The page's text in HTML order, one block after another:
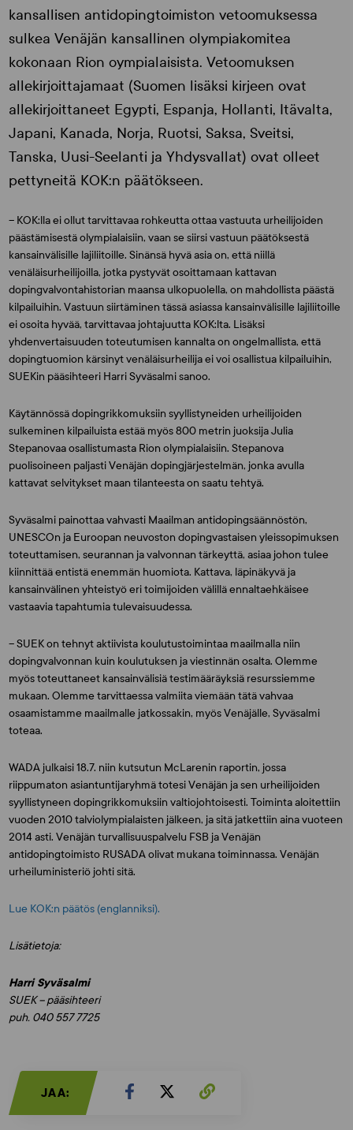
kansallisen antidopingtoimiston vetoomuksessa
sulkea Venäjän kansallinen olympiakomitea
kokonaan Rion oympialaisista. Vetoomuksen
allekirjoittajamaat (Suomen lisäksi kirjeen ovat
allekirjoittaneet Egypti, Espanja, Hollanti, Itävalta,
Japani, Kanada, Norja, Ruotsi, Saksa, Sveitsi,
Tanska, Uusi-Seelanti ja Yhdysvallat) ovat olleet
pettyneitä KOK:n päätökseen.
– KOK:lla ei ollut tarvittavaa rohkeutta ottaa vastuuta urheilijoiden
päästämisestä olympialaisiin, vaan se siirsi vastuun päätöksestä
kansainvälisille lajiliitoille. Sinänsä hyvä asia on, että niillä
venäläisurheilijoilla, jotka pystyvät osoittamaan kattavan
dopingvalvontahistorian maansa ulkopuolella, on mahdollista päästä
kilpailuihin. Vastuun siirtäminen tässä asiassa kansainvälisille lajiliitoille
ei osoita hyvää, tarvittavaa johtajuutta KOK:lta. Lisäksi
yhdenvertaisuuden toteutumisen kannalta on ongelmallista, että
dopingtuomion kärsinyt venäläisurheilija ei voi osallistua kilpailuihin,
SUEKin pääsihteeri Harri Syväsalmisanoo.
Käytännössä dopingrikkomuksiin syyllistyneiden urheilijoiden
sulkeminen kilpailuista estää myös 800 metrin juoksija Julia
Stepanovaa osallistumasta Rion olympialaisiin. Stepanova
puolisoineen paljasti Venäjän dopingjärjestelmän, jonka avulla
kattavat selvitykset maan tilanteesta on saatu tehtyä.
Syväsalmi painottaa vahvasti Maailman antidopingsäännöstön,
UNESCOn ja Euroopan neuvoston dopingvastaisen yleissopimuksen
toteuttamisen, seurannan ja valvonnan tärkeyttä, asiaa johon tulee
kiinnittää entistä enemmän huomiota. Kattava, läpinäkyvä ja
kansainvälinen yhteistyö eri toimijoiden välillä ennaltaehkäisee
vastaavia tapahtumia tulevaisuudessa.
– SUEK on tehnyt aktiivista koulutustoimintaa maailmalla niin
dopingvalvonnan kuin koulutuksen ja viestinnän osalta. Olemme
myös toteuttaneet kansainvälisiä testimääräyksiä resurssiemme
mukaan. Olemme tarvittaessa valmiita viemään tätä vahvaa
osaamistamme maailmalle jatkossakin, myös Venäjälle, Syväsalmi
toteaa.
WADA julkaisi 18.7. niin kutsutun McLarenin raportin, jossa
riippumaton asiantuntijaryhmä totesi Venäjän ja sen urheilijoiden
syyllistyneen dopingrikkomuksiin valtiojohtoisesti. Toiminta aloitettiin
vuoden 2010 talviolympialaisten jälkeen, ja sitä jatkettiin aina vuoteen
2014 asti. Venäjän turvallisuuspalvelu FSB ja Venäjän
antidopingtoimisto RUSADA olivat mukana toiminnassa. Venäjän
urheiluministeriö johti sitä.
Lue KOK:n päätös (englanniksi).
Lisätietoja:
Harri Syväsalmi
SUEK – pääsihteeri
puh. 040 557 7725
JAA: